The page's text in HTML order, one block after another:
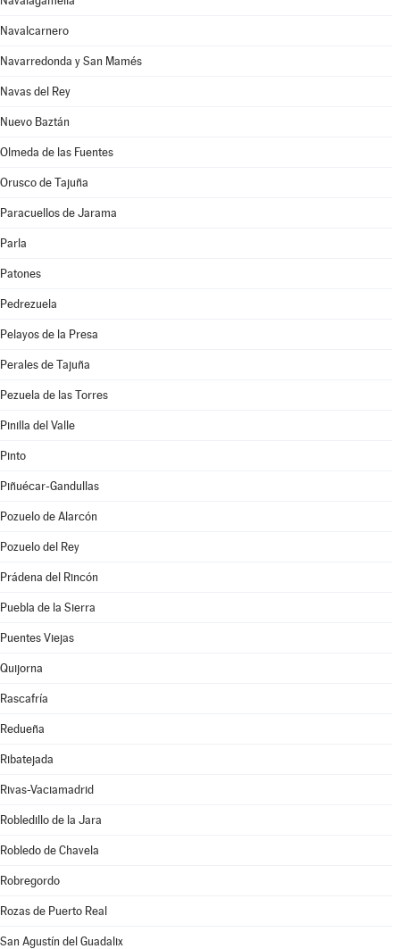
Navalcarnero
Navarredonda y San Mamés
Navas del Rey
Nuevo Baztán
Olmeda de las Fuentes
Orusco de Tajuña
Paracuellos de Jarama
Parla
Patones
Pedrezuela
Pelayos de la Presa
Perales de Tajuña
Pezuela de las Torres
Pinilla del Valle
Pinto
Piñuécar-Gandullas
Pozuelo de Alarcón
Pozuelo del Rey
Prádena del Rincón
Puebla de la Sierra
Puentes Viejas
Quijorna
Rascafría
Redueña
Ribatejada
Rivas-Vaciamadrid
Robledillo de la Jara
Robledo de Chavela
Robregordo
Rozas de Puerto Real
San Agustín del Guadalix